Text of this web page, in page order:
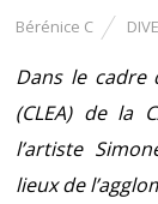
Bérénice C
Dans le cadre
(CLEA) de la
l’artiste
lieux de